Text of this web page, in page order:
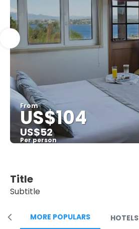
From
US$104
US$52
Per person
Title
Subtitle
MORE POPULARS HOTELS